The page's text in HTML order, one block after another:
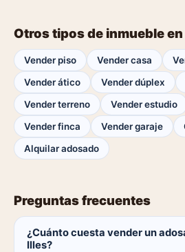
Otros tipos de inmueble
Vender piso Vender casa
Vender ático
Vender dúplex
Vender terreno
Vender estudio
Vender finca
Vender garaje
Alquilar adosado
Preguntas frecuentes
¿Cuánto cuesta vender un
Illes?